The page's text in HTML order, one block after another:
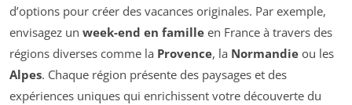
d’options pour créer des vacances originales. Par exemple,
envisagez un week-end en famille en France à travers des
régions diverses comme la Provence, la Normandie ou les
Alpes. Chaque région présente des paysages et des
expériences uniques qui enrichissent votre découverte du